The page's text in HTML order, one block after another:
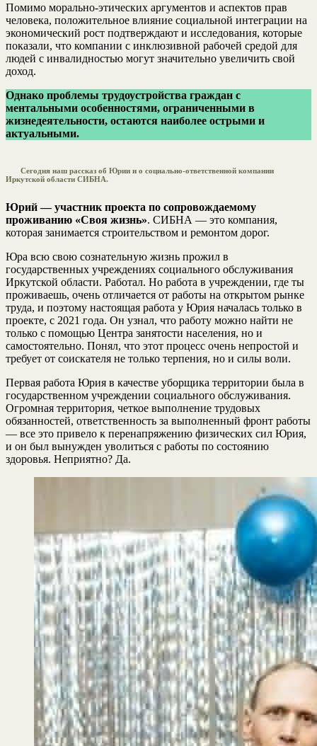
Помимо морально-этических аргументов и аспектов прав
человека, положительное влияние социальной интеграции на
экономический рост подтверждают и исследования, которые
показали, что компании с инклюзивной рабочей средой для
людей с инвалидностью могут значительно увеличить свой
доход.
Однако проблемы трудоустройства граждан с
ментальными особенностями, ограниченными в
жизнедеятельности, остаются наиболее острыми и
актуальными.
Сегодня наш рассказ об Юрии и о социально-ответственной компании
Иркутской области СИБНА.
Юрий — участник проекта по сопровождаемому
проживанию «Своя жизнь». СИБНА — это компания,
которая занимается строительством и ремонтом дорог.
Юра всю свою сознательную жизнь прожил в
государственных учреждениях социального обслуживания
Иркутской области. Работал. Но работа в учреждении, где ты
проживаешь, очень отличается от работы на открытом рынке
труда, и поэтому настоящая работа у Юрия началась только в
проекте, с 2021 года. Он узнал, что работу можно найти не
только с помощью Центра занятости населения, но и
самостоятельно. Понял, что этот процесс очень непростой и
требует от соискателя не только терпения, но и силы воли.
Первая работа Юрия в качестве уборщика территории была в
государственном учреждении социального обслуживания.
Огромная территория, четкое выполнение трудовых
обязанностей, ответственность за выполненный фронт работы
— все это привело к перенапряжению физических сил Юрия,
и он был вынужден уволиться с работы по состоянию
здоровья. Неприятно? Да.